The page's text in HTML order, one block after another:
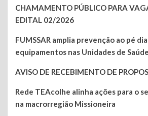
CHAMAMENTO PÚBLICO PARA
EDITAL 02/2026
FUMSSAR amplia prevenção ao pé
equipamentos nas Unidades de Saúde
AVISO DE RECEBIMENTO DE
Rede TEAcolhe alinha ações para o
na macrorregião Missioneira